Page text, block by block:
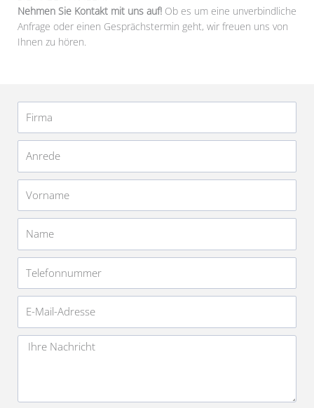
Nehmen Sie Kontakt mit uns auf! Ob es um eine unverbindliche
Anfrage oder einen Gesprächstermin geht, wir freuen uns von
Ihnen zu hören.
Mail-
Adresse
Nachricht